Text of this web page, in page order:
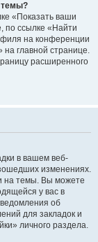
темы?
«Показать ваши
по ссылке «Найти
на конференции
главной странице.
расширенного
в вашем веб-
изменениях.
на темы. Вы можете
у вас в
об
для закладок и
личного раздела.